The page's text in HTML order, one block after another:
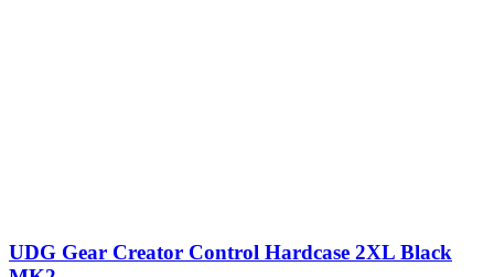
UDG Gear Creator Control Hardcase 2XL Black